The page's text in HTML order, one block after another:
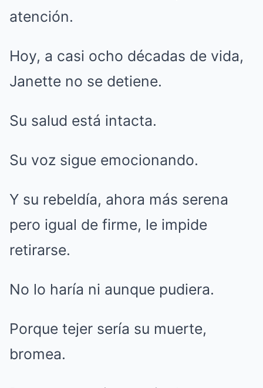
atención.
Hoy, a casi ocho décadas de vida,
Janette no se detiene.
Su salud está intacta.
Su voz sigue emocionando.
Y su rebeldía, ahora más serena
pero igual de firme, le impide
retirarse.
No lo haría ni aunque pudiera.
Porque tejer sería su muerte,
bromea.